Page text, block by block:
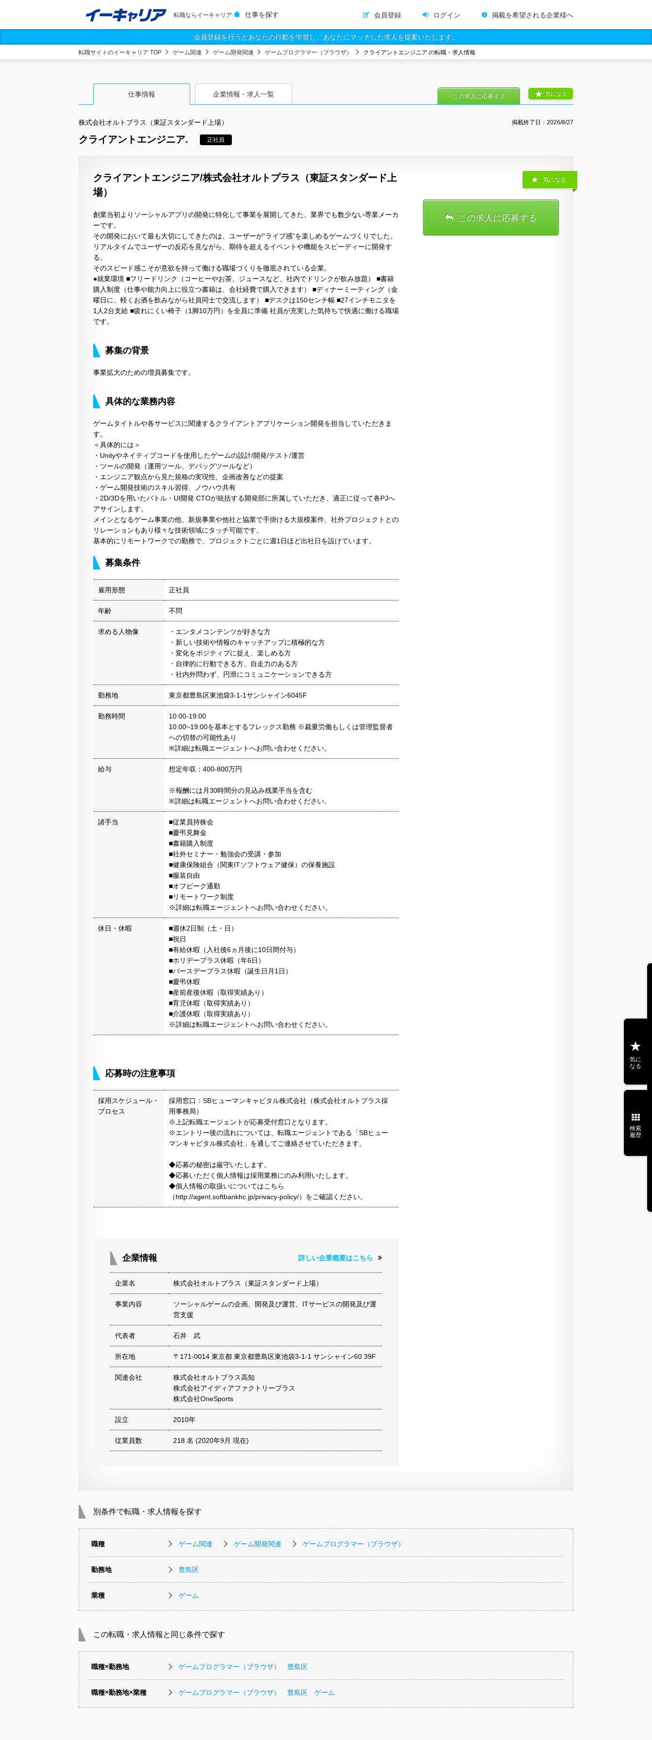
転職ならイーキャリア 仕事を探す 会員登録 ログイン 掲載を希望される企業様へ
会員登録を行うとあなたの行動を学習し、あなたにマッチした求人を提案いたします。
転職サイトのイーキャリア TOP ゲーム関連 ゲーム開発関連 ゲームプログラマー（ブラウザ） クライアントエンジニア.の転職・求人情報
仕事情報 企業情報・求人一覧
株式会社オルトプラス（東証スタンダード上場） 掲載終了日： 2026/8/27
クライアントエンジニア. 正社員
気になる
この求人に応募する
クライアントエンジニア/株式会社オルトプラス（東証スタンダード上
場）
創業当初よりソーシャルアプリの開発に特化して事業を展開してきた、業界でも数少ない専業メーカ
ーです。
その開発において最も大切にしてきたのは、ユーザーが“ライブ感”を楽しめるゲームづくりでした。
リアルタイムでユーザーの反応を見ながら、期待を超えるイベントや機能をスピーディーに開発す
る。
そのスピード感こそが意欲を持って働ける職場づくりを徹底されている企業。
●就業環境 ■フリードリンク（コーヒーやお茶、ジュースなど、社内でドリンクが飲み放題） ■書籍
購入制度（仕事や能力向上に役立つ書籍は、会社経費で購入できます） ■ディナーミーティング（金
曜日に、軽くお酒を飲みながら社員同士で交流します） ■デスクは150センチ幅 ■27インチモニタを
1人2台支給 ■疲れにくい椅子（1脚10万円）を全員に準備 社員が充実した気持ちで快適に働ける職場
です。
募集の背景
事業拡大のための増員募集です。
具体的な業務内容
ゲームタイトルや各サービスに関連するクライアントアプリケーション開発を担当していただきま
す。
＜具体的には＞
・Unityやネイティブコードを使用したゲームの設計/開発/テスト/運営
・ツールの開発（運用ツール、デバッグツールなど）
・エンジニア観点から見た規格の実現性、企画改善などの提案
・ゲーム開発技術のスキル習得、ノウハウ共有
・2D/3Dを用いたバトル・UI開発 CTOが統括する開発部に所属していただき、適正に従って各PJへ
アサインします。
メインとなるゲーム事業の他、新規事業や他社と協業で手掛ける大規模案件、社外プロジェクトとの
リレーションもあり様々な技術領域にタッチ可能です。
基本的にリモートワークでの勤務で、プロジェクトごとに週1日ほど出社日を設けています。
募集条件
雇用形態 正社員
年齢 不問
求める人物像
・エンタメコンテンツが好きな方
・新しい技術や情報のキャッチアップに積極的な方
・変化をポジティブに捉え、楽しめる方
・自律的に行動できる方、自走力のある方
・社内外問わず、円滑にコミュニケーションできる方
勤務地 東京都豊島区東池袋3-1-1サンシャイン6045F
勤務時間
10:00-19:00
10:00~19:00を基本とするフレックス勤務 ※裁量労働もしくは管理監督者
への切替の可能性あり
※詳細は転職エージェントへお問い合わせください。
給与 想定年収：400-800万円
※報酬には月30時間分の見込み残業手当を含む
※詳細は転職エージェントへお問い合わせください。
諸手当
■従業員持株会
■慶弔見舞金
■書籍購入制度
■社外セミナー・勉強会の受講・参加
■健康保険組合（関東ITソフトウェア健保）の保養施設
■服装自由
■オフピーク通勤
■リモートワーク制度
※詳細は転職エージェントへお問い合わせください。
休日・休暇
■週休2日制（土・日）
■祝日
■有給休暇（入社後6ヵ月後に10日間付与）
■ホリデープラス休暇（年6日）
■バースデープラス休暇（誕生日月1日）
■慶弔休暇
■産前産後休暇（取得実績あり）
■育児休暇（取得実績あり）
■介護休暇（取得実績あり）
※詳細は転職エージェントへお問い合わせください。
応募時の注意事項
採用スケジュール・
プロセス
採用窓口：SBヒューマンキャピタル株式会社（株式会社オルトプラス採
用事務局）
※上記転職エージェントが応募受付窓口となります。
※エントリー後の流れについては、転職エージェントである「SBヒュー
マンキャピタル株式会社」を通してご連絡させていただきます。
◆応募の秘密は厳守いたします。
◆応募いただく個人情報は採用業務にのみ利用いたします。
◆個人情報の取扱いについてはこちら
（http://agent.softbankhc.jp/privacy-policy/）をご確認ください。
企業情報 詳しい企業概要はこちら
企業名 株式会社オルトプラス（東証スタンダード上場）
事業内容
ソーシャルゲームの企画、開発及び運営、ITサービスの開発及び運
営支援
代表者 石井 武
所在地 〒171-0014 東京都 東京都豊島区東池袋3-1-1 サンシャイン60 39F
関連会社
株式会社オルトプラス高知
株式会社アイディアファクトリープラス
株式会社OneSports
設立 2010年
従業員数 218 名 (2020年9月 現在)
気になる
この求人に応募する
別条件で転職・求人情報を探す
職種 ゲーム関連 ゲーム開発関連 ゲームプログラマー（ブラウザ）
勤務地 豊島区
業種 ゲーム
この転職・求人情報と同じ条件で探す
職種×勤務地 ゲームプログラマー（ブラウザ） 豊島区
職種×勤務地×業種 ゲームプログラマー（ブラウザ） 豊島区 ゲーム
気に
なる
検索
履歴